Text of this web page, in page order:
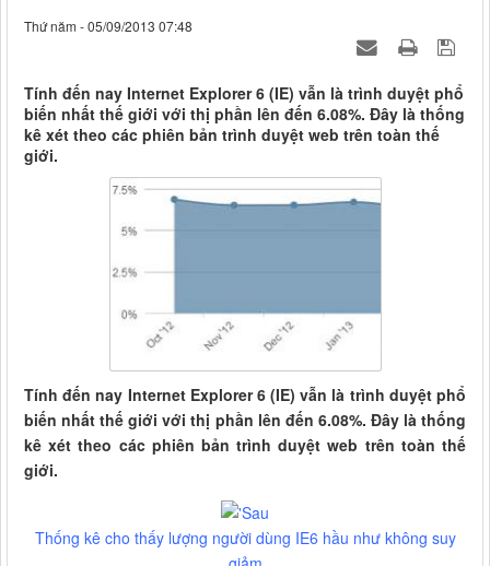
Thứ năm - 05/09/2013 07:48
Tính đến nay Internet Explorer 6 (IE) vẫn là trình duyệt phổ
biến nhất thế giới với thị phần lên đến 6.08%. Đây là thống
kê xét theo các phiên bản trình duyệt web trên toàn thế
giới.
Tính đến nay Internet Explorer 6 (IE) vẫn là trình duyệt phổ
biến nhất thế giới với thị phần lên đến 6.08%. Đây là thống
kê xét theo các phiên bản trình duyệt web trên toàn thế
giới.
Thống kê cho thấy lượng người dùng IE6 hầu như không suy